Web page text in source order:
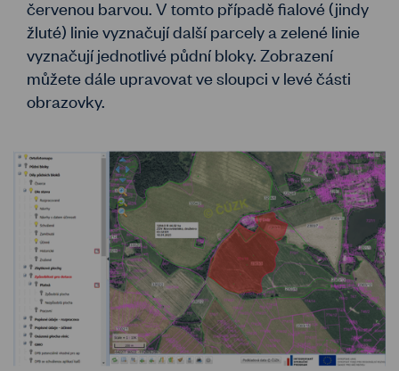
červenou barvou. V tomto případě fialové (jindy
žluté) linie vyznačují další parcely a zelené linie
vyznačují jednotlivé půdní bloky. Zobrazení
můžete dále upravovat ve sloupci v levé části
obrazovky.